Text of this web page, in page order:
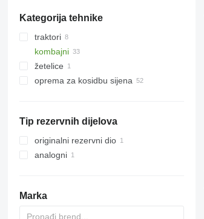
Kategorija tehnike
traktori
traktori na kotačima
kombajni
kombajni za žito
krmni kombajni
žetelice
žetelice za kukuruz
oprema za kosidbu sijena
Tip rezervnih dijelova
originalni rezervni dio
analogni
Marka